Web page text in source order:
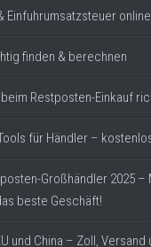
Einfuhrumsatzsteuer
finden & berechnen
Restposten-Einkauf
für Händler –
Großhändler 2025 –
beste Geschäft!
und China – Zoll, Versand